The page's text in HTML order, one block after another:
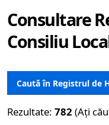
Consultare
Consiliu
Caută în Registrul de
Rezultate: 782 (Ați